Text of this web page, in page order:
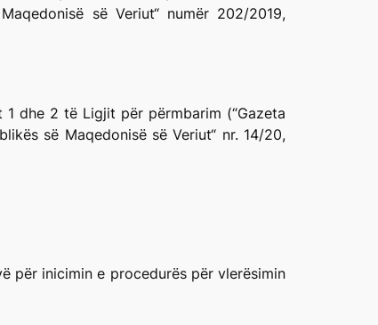
së Veriut“ numër 202/2019,
dhe 2 të Ligjit për përmbarim (“Gazeta
së Maqedonisë së Veriut“ nr. 14/20,
për inicimin e procedurës për vlerësimin